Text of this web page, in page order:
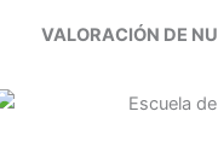
VALORACIÓN DE